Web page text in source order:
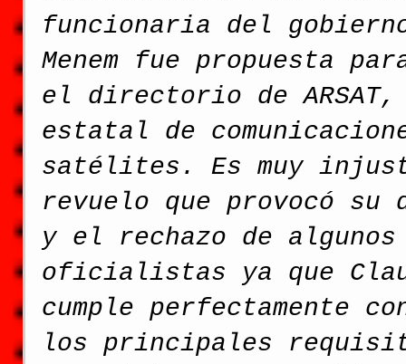
funcionaria del
Menem fue propuesta
el directorio de
estatal de
satélites. Es muy
revuelo que provocó su
y el rechazo de
oficialistas ya que
cumple perfectamente
los principales